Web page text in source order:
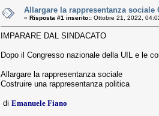
Allargare la rappresentanza
« Risposta #1 inserito:: Ottobre 21, 2022,
IMPARARE DAL SINDACATO
Dopo il Congresso nazionale della UIL e le
Allargare la rappresentanza sociale
Costruire una rappresentanza politica
di Emanuele Fiano